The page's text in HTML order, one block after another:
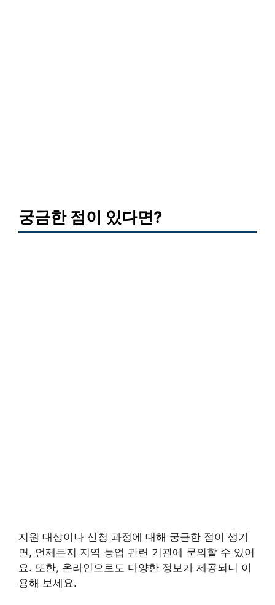
궁금한 점이 있다면?
지원 대상이나 신청 과정에 대해 궁금한 점이 생기
면, 언제든지 지역 농업 관련 기관에 문의할 수 있어
요. 또한, 온라인으로도 다양한 정보가 제공되니 이
용해 보세요.